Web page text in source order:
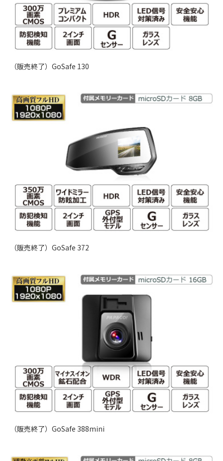
（販売終了）GoSafe 130
（販売終了）GoSafe 372
（販売終了）GoSafe 388mini